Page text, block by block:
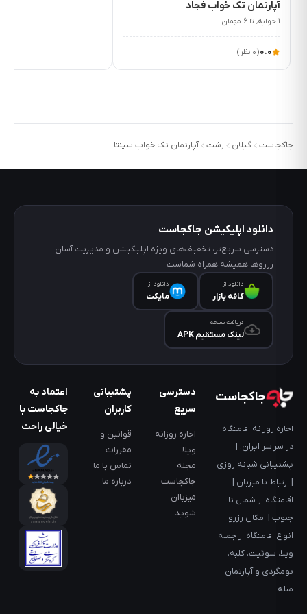
تا
نانوایی
دقیقه
فاصله
تا
5
دقیقه
فاصله
تا
بیمارستان
است؟
5
دقیقه
تا
چنددقیقه
است؟
5
دقیقه
فاصله
تا
پاساژ
چنددقیقه
آپارتمان تک خواب فجاد
۱ خوابه٬ تا ۶ مهمان
۰.۰(۰ نظر)
جاکجاست گیلان رشت آپارتمان تک خواب سپنتا
دانلود اپلیکیشن جاکجاست
دسترسی سریع‌تر، تخفیف‌های ویژه اپلیکیشن و مدیریت آسان
رزروها همیشه همراه شماست
دانلود از
کافه‌ بازار
دانلود از
مایکت
دریافت نسخه
لینک مستقیم APK
جاکجاست
اجاره روزانه اقامتگاه
در سراسر ایران. |
پشتیبانی شبانه روزی
| ارتباط با میزبان |
اقامتگاه از شمال تا
جنوب | امکان رزرو
انواع اقامتگاه از جمله
ویلا، سوئیت، کلبه،
بومگردی و آپارتمان
مبله
دسترسی
سریع
اجاره روزانه
ویلا
مجله
جاکجاست
میزباان
شوید
پشتیبانی
کاربران
قوانین و
مقررات
تماس با ما
درباره ما
اعتماد به
جاکجاست با
خیالی راحت